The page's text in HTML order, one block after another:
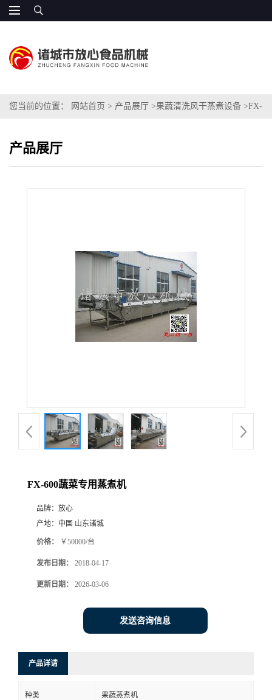
您当前的位置： 网站首页 > 产品展厅 >果蔬清洗风干蒸煮设备 >FX-
产品展厅
FX-600蔬菜专用蒸煮机
品牌： 放心
产地： 中国 山东诸城
价格： ￥50000/台
发布日期： 2018-04-17
更新日期： 2026-03-06
发送咨询信息
产品详请
种类 果蔬蒸煮机